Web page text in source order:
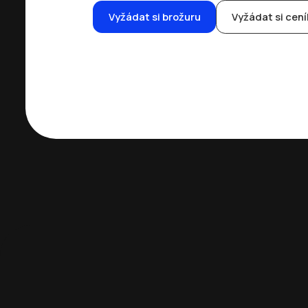
Vyžádat si brožuru Vyžádat si